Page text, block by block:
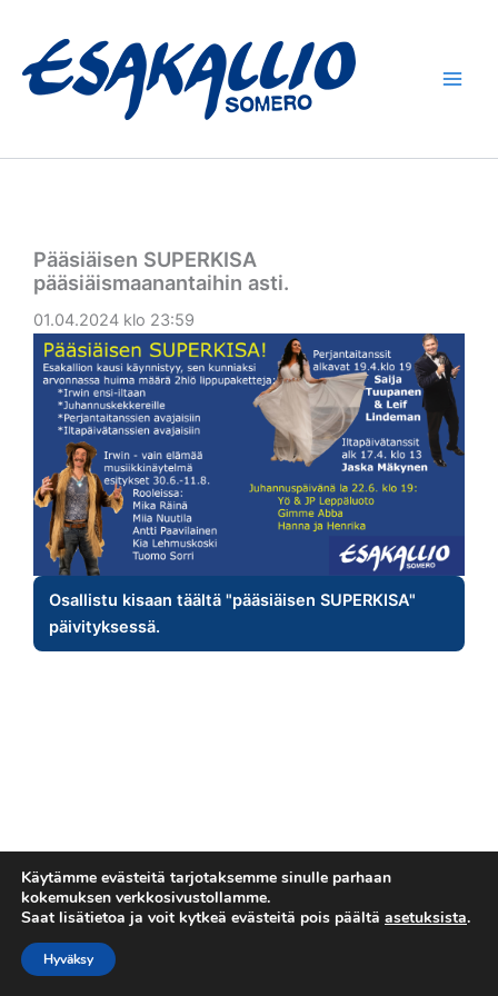
sisältöön
Pääsiäisen SUPERKISA
pääsiäismaanantaihin asti.
01.04.2024 klo 23:59
Osallistu kisaan täältä "pääsiäisen SUPERKISA"
päivityksessä.
Tietosuojaseloste
Käytämme evästeitä tarjotaksemme sinulle parhaan
kokemuksen verkkosivustollamme.
Saat lisätietoa ja voit kytkeä evästeitä pois päältä asetuksista.
Hyväksy